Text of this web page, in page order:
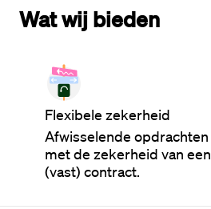
Wat wij bieden
Flexibele zekerheid
Afwisselende opdrachten
met de zekerheid van een
(vast) contract.